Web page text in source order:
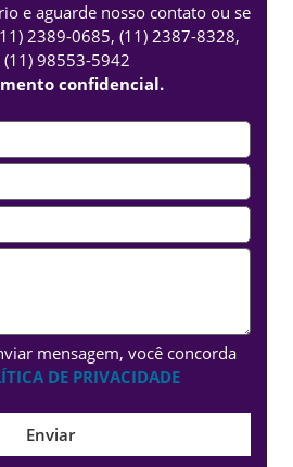
e aguarde nosso contato ou se
2389-0685, (11) 2387-8328,
98553-5942
confidencial.
mensagem, você concorda
DE PRIVACIDADE